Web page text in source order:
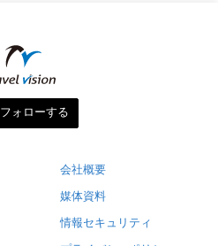
フォローする
会社概要
媒体資料
情報セキュリティ